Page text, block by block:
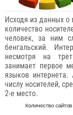
Исходя из данных о
количество
человек, за ним
бенгальский.
несмотря на
занимает первое
языков
числу носителей,
2-е место.